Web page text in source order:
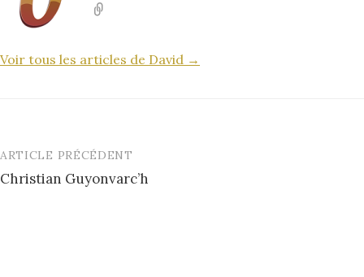
Voir tous les articles de David →
Post
navigation
ARTICLE PRÉCÉDENT
Christian Guyonvarc’h